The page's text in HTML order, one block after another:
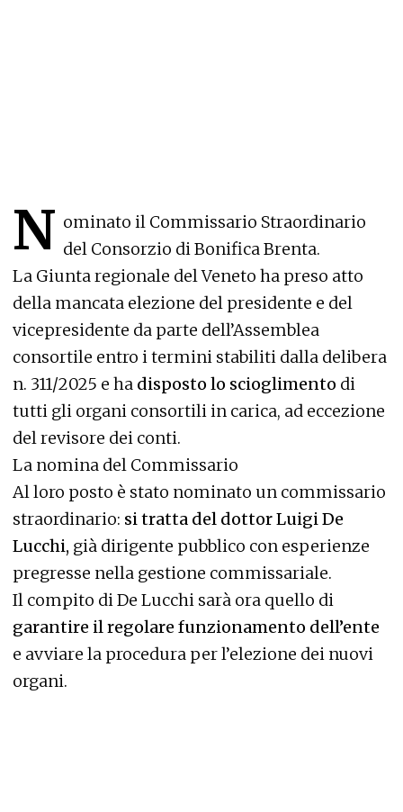
N ominato il Commissario Straordinario
del Consorzio di Bonifica Brenta.
La Giunta regionale del Veneto ha preso atto
della mancata elezione del presidente e del
vicepresidente da parte dell’Assemblea
consortile entro i termini stabiliti dalla delibera
n. 311/2025 e ha disposto lo scioglimento di
tutti gli organi consortili in carica, ad eccezione
del revisore dei conti.
La nomina del Commissario
Al loro posto è stato nominato un commissario
straordinario: si tratta del dottor Luigi De
Lucchi, già dirigente pubblico con esperienze
pregresse nella gestione commissariale.
Il compito di De Lucchi sarà ora quello di
garantire il regolare funzionamento dell’ente
e avviare la procedura per l’elezione dei nuovi
organi.